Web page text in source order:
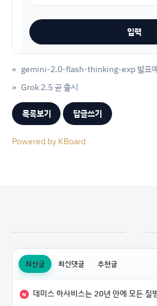
« gemini-2.0-flash-thinking-exp 발표
Grok 2.5 곧 출시
»
목록보기 답글쓰기
Powered by KBoard
최신글 최신댓글 추천글
N 데미스 하사비스는 20년 안에 모든 질병이 치료